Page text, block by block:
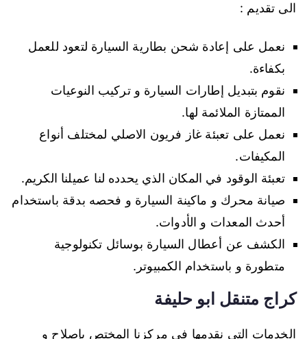
الى تقديم :
نعمل على إعادة شحن بطارية السيارة لتعود للعمل
بكفاءة.
نقوم بتبديل إطارات السيارة و تركيب النوعيات
الممتازة الملائمة لها.
نعمل على تعبئة غاز فريون الاصلي لمختلف أنواع
المكيفات.
تعبئة الوقود في المكان الذي يحدده لنا عميلنا الكريم.
صيانة محرك و ماكينة السيارة و فحصه بدقة باستخدام
أحدث المعدات و الأدوات.
الكشف عن أعطال السيارة بوسائل تكنولوجية
متطورة و باستخدام الكمبيوتر.
كراج متنقل ابو حليفة
الخدمات التي نقدمها في مركزنا المختص بإصلاح و